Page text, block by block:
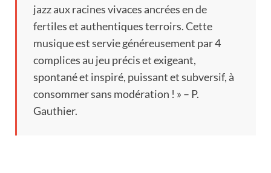
jazz aux racines vivaces ancrées en de
fertiles et authentiques terroirs. Cette
musique est servie généreusement par 4
complices au jeu précis et exigeant,
spontané et inspiré, puissant et subversif, à
consommer sans modération ! » – P.
Gauthier.